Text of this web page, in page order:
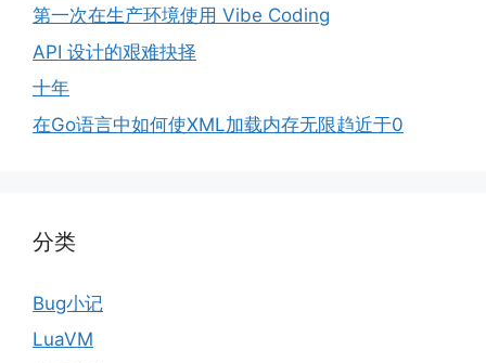
第一次在生产环境使用 Vibe Coding
API 设计的艰难抉择
十年
在Go语言中如何使XML加载内存无限趋近于0
分类
Bug小记
LuaVM